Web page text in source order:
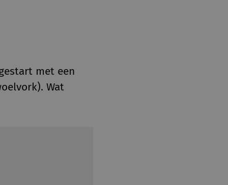
met een
Wat